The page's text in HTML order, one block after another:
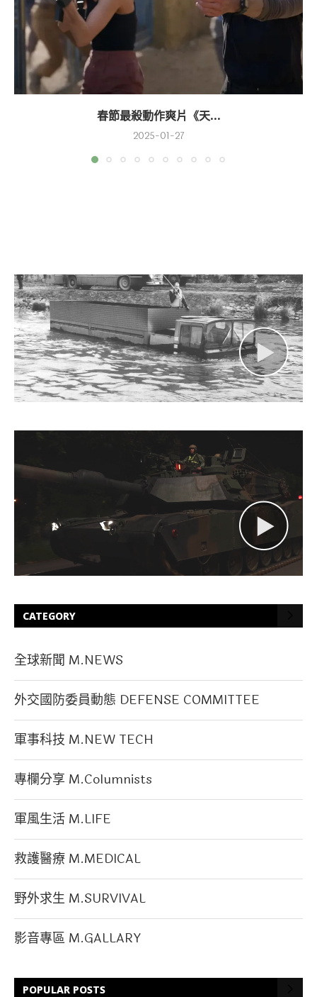
春節最殺動作爽片《天...
2025-01-27
CATEGORY
全球新聞 M.NEWS
外交國防委員動態 DEFENSE COMMITTEE
軍事科技 M.NEW TECH
專欄分享 M.Columnists
軍風生活 M.LIFE
救護醫療 M.MEDICAL
野外求生 M.SURVIVAL
影音專區 M.GALLARY
POPULAR POSTS